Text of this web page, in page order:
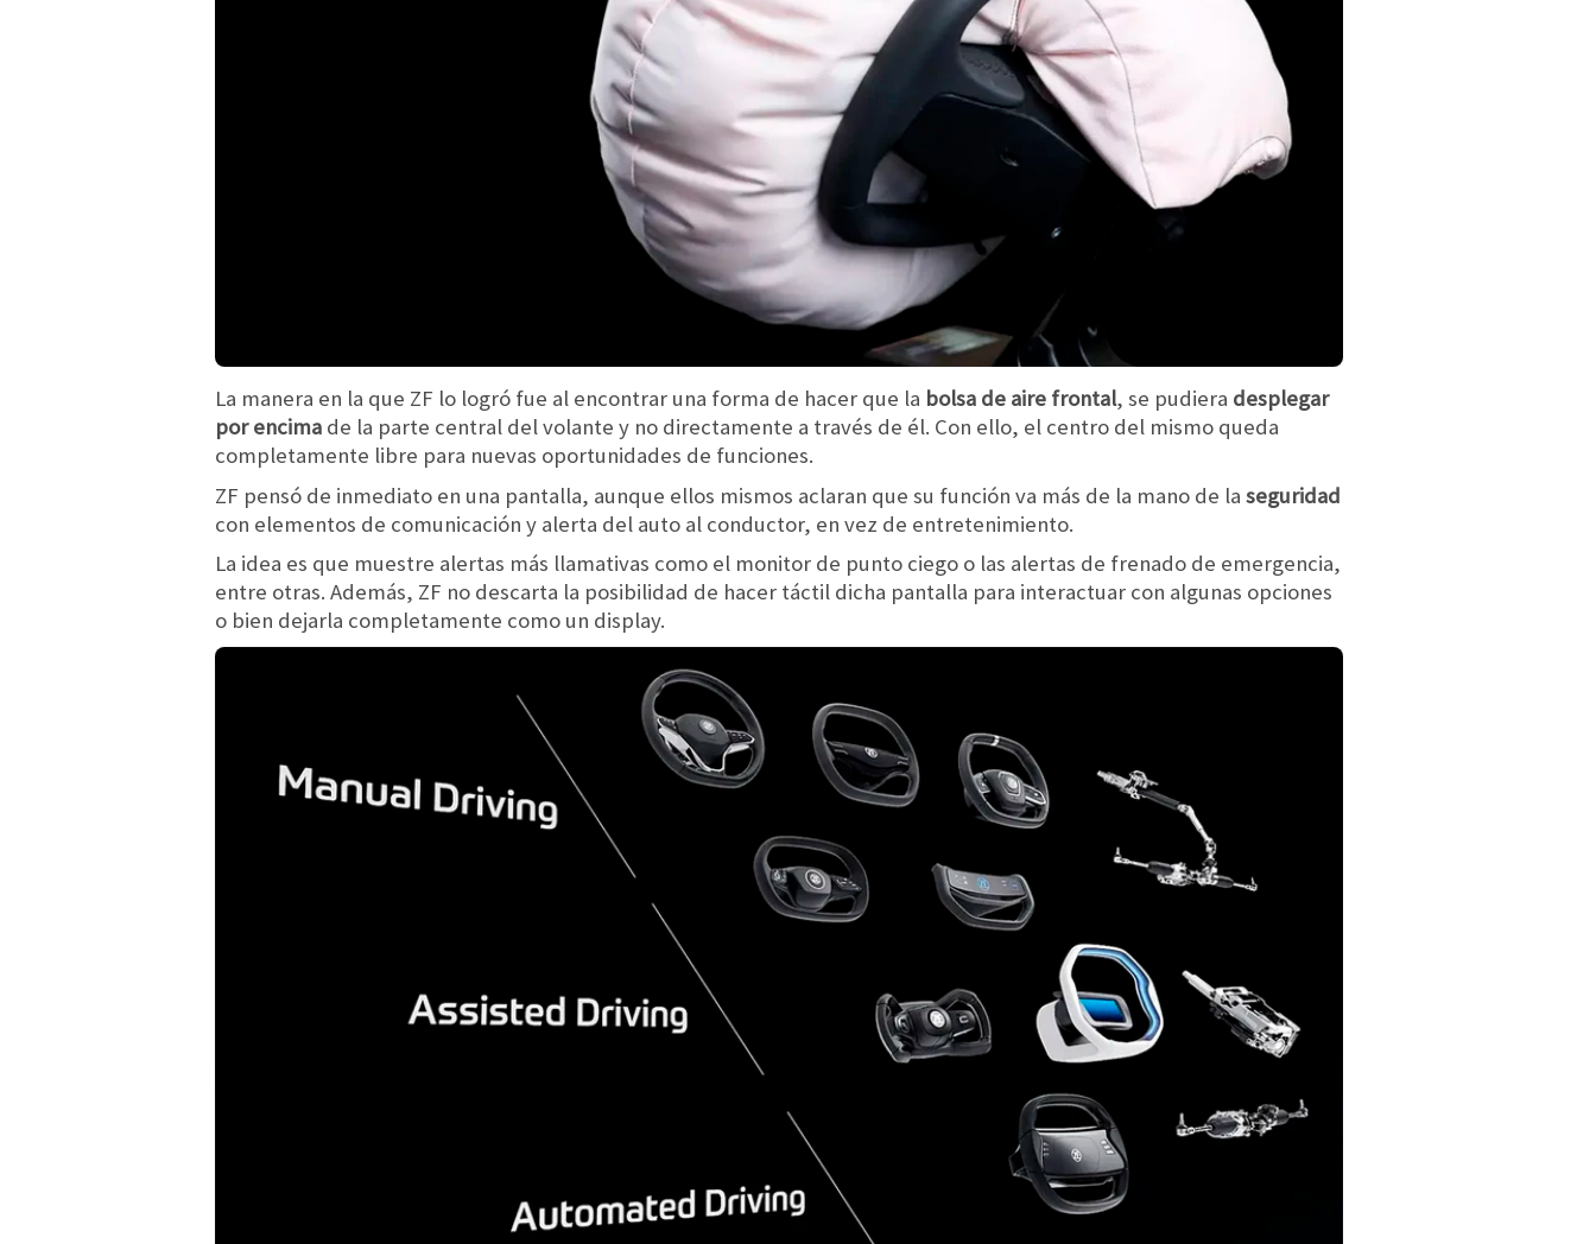
La manera en la que ZF lo logró fue al encontrar una forma de hacer que la bolsa de aire frontal, se pudiera desplegar
por encima de la parte central del volante y no directamente a través de él. Con ello, el centro del mismo queda
completamente libre para nuevas oportunidades de funciones.
ZF pensó de inmediato en una pantalla, aunque ellos mismos aclaran que su función va más de la mano de la seguridad
con elementos de comunicación y alerta del auto al conductor, en vez de entretenimiento.
La idea es que muestre alertas más llamativas como el monitor de punto ciego o las alertas de frenado de emergencia,
entre otras. Además, ZF no descarta la posibilidad de hacer táctil dicha pantalla para interactuar con algunas opciones
o bien dejarla completamente como un display.